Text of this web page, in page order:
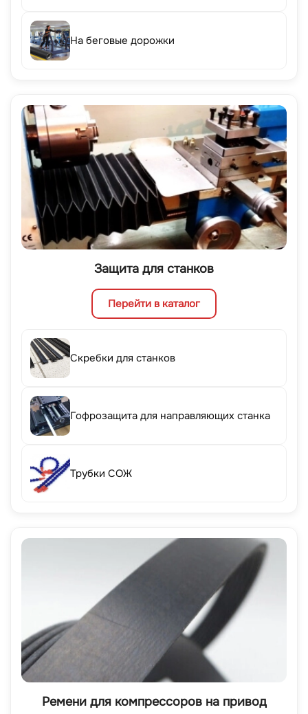
На беговые дорожки
Защита для станков
Перейти в каталог
Скребки для станков
Гофрозащита для направляющих станка
Трубки СОЖ
Ремени для компрессоров на привод